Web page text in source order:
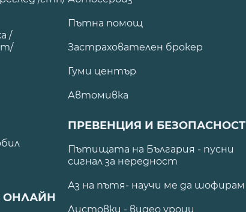
/
ОНЛАЙН
Пътна помощ
Застрахователен брокер
Гуми център
Автомивка
ПРЕВЕНЦИЯ И БЕЗОПАСНОСТ
Пътищата на България - пусни
сигнал за нередност
Аз на пътя- научи ме да шофирам
Листовки - видео уроци